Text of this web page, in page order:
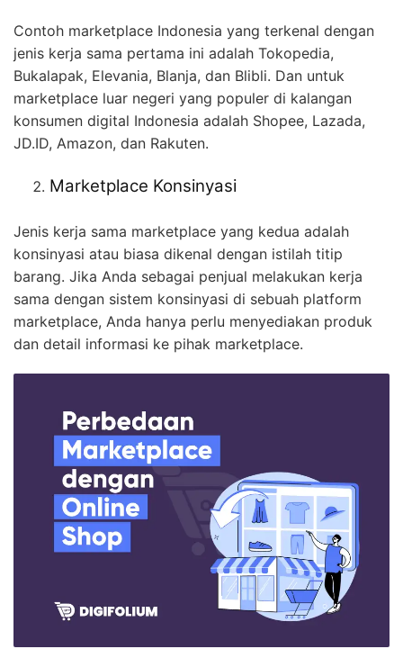
Contoh marketplace Indonesia yang terkenal dengan
jenis kerja sama pertama ini adalah Tokopedia,
Bukalapak, Elevania, Blanja, dan Blibli. Dan untuk
marketplace luar negeri yang populer di kalangan
konsumen digital Indonesia adalah Shopee, Lazada,
JD.ID, Amazon, dan Rakuten.
Marketplace Konsinyasi
Jenis kerja sama marketplace yang kedua adalah
konsinyasi atau biasa dikenal dengan istilah titip
barang. Jika Anda sebagai penjual melakukan kerja
sama dengan sistem konsinyasi di sebuah platform
marketplace, Anda hanya perlu menyediakan produk
dan detail informasi ke pihak marketplace.